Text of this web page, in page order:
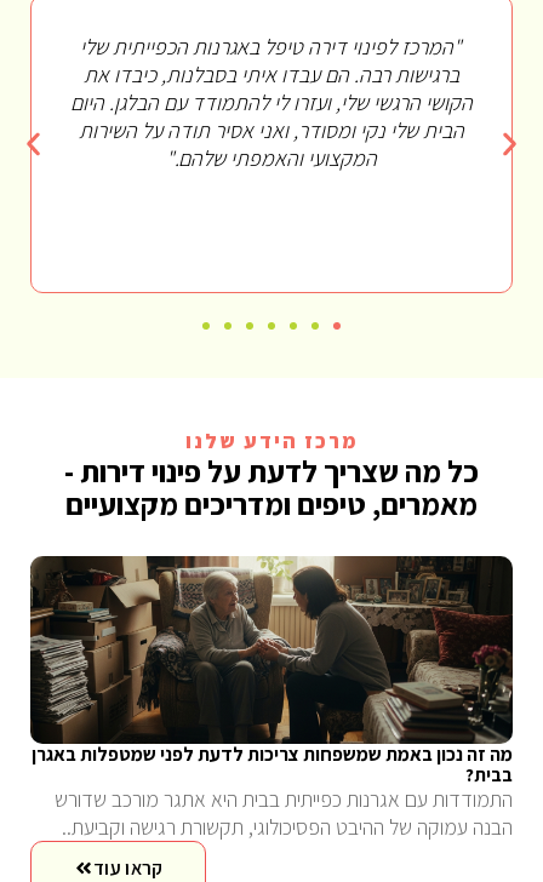
"הדירה של אבא הייתה מלאה עד אפס מקום.
המרכז לפינוי דירה התמודד עם המצב ברגישות
ומקצועיות. הם פינו הכל ביעילות, תוך שמירה על
כבודו. השירות שלהם מומלץ בחום לכל מי שמתמודד
עם מצב דומה. הם באמת הבינו את המורכבות
מרכז הידע שלנו
כל מה שצריך לדעת על פינוי דירות -
מאמרים, טיפים ומדריכים מקצועיים
מה זה נכון באמת שמשפחות צריכות לדעת לפני שמטפלות באגרן
בבית?
התמודדות עם אגרנות כפייתית בבית היא אתגר מורכב שדורש
הבנה עמוקה של ההיבט הפסיכולוגי, תקשורת רגישה וקביעת..
קראו עוד